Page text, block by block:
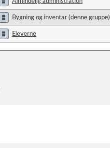
Bygning og inventar (denne gruppe)
Eleverne